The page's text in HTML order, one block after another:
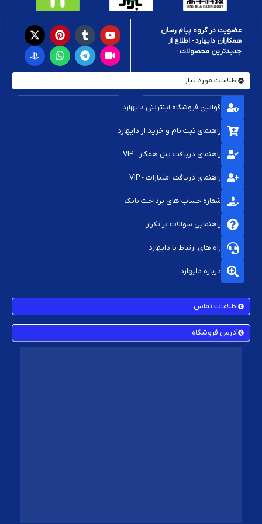
عضویت در گروه پیام رسان
همکاران دایهارد - اطلاع از
جدیدترین محصولات :
اطلاعات مورد نیاز
قوانین فروشگاه اینترنتی دایهارد
راهنمای ثبت نام و خرید از دایهارد
راهنمای دریافت پنل همکار - VIP
راهنمای دریافت امتیازات - VIP
شماره حساب های پرداخت بانک
راهنمایی سوالات پر تکرار
راه های ارتباط با دایهارد
درباره دایهارد
اطلاعات تماس
آدرس فروشگاه